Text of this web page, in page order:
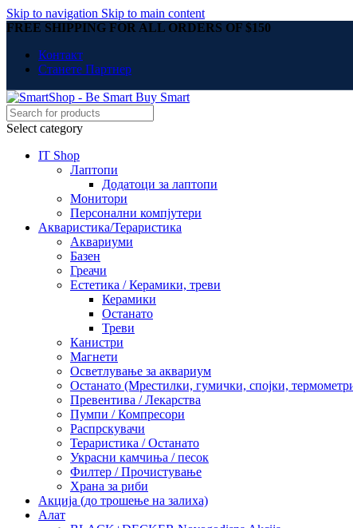
Skip to navigation Skip to main content
FREE SHIPPING FOR ALL ORDERS OF $150
Контакт
Станете Партнер
Select category
IT Shop
Лаптопи
Додатоци за лаптопи
Монитори
Персонални компјутери
Акваристика/Тераристика
Аквариуми
Базен
Греачи
Естетика / Керамики, треви
Керамики
Останато
Треви
Канистри
Магнети
Осветлување за аквариум
Останато (Мрестилки, гумички, спојки,
Превентива / Лекарства
Пумпи / Компресори
Распрскувачи
Тераристика / Останато
Украсни камчиња / песок
Филтер / Прочистување
Храна за риби
Акција (до трошење на залиха)
Алат